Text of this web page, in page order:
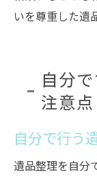
いを尊重した遺
自分
注意点
自分で行う
遺品整理を自分